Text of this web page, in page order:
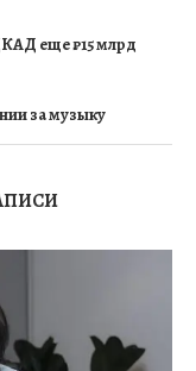
еще ₽15 млрд
за музыку